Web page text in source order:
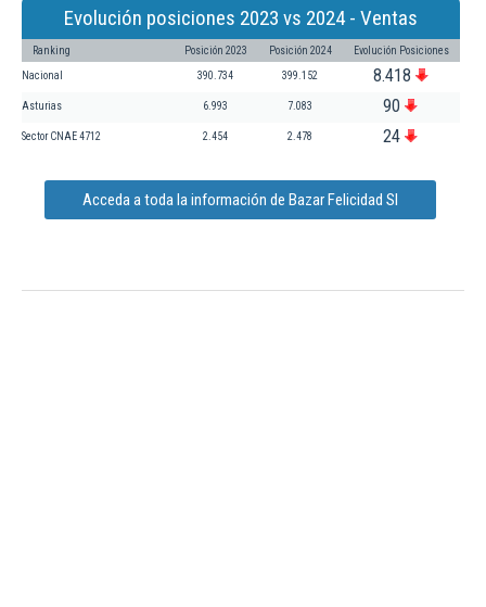
Evolución posiciones 2023 vs 2024 - Ventas
Ranking Posición 2023 Posición 2024 Evolución Posiciones
Nacional 390.734 399.152 8.418
Asturias 6.993 7.083 90
Sector CNAE 4712 2.454 2.478 24
Acceda a toda la información de Bazar Felicidad Sl